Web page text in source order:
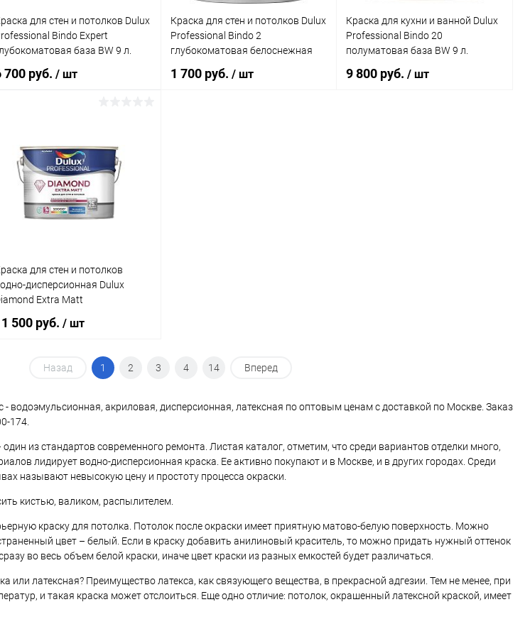
Белый
каталога:
Элемент каталога:
Краска Caparol Premium
Clean акриловая,
износостойкая, для стен,
повышенной прочности
для стен и потолков Dulux
Bindo Expert
база BW 9 л.
700 руб. / шт
Купить в 1 клик К сравнению
В избранное
Краска для стен и потолков Dulux
Professional Bindo 2
глубокоматовая белоснежная
1 700 руб. / шт
Краска для кухни и ванной Dulux
Professional Bindo 20
полуматовая база BW 9 л.
9 800 руб./ шт
для стен и потолков
дисперсионная Dulux
Extra Matt
глубокоматовая база BW 10 л.
500 руб. / шт
В корзину
Купить в 1 клик
В избранное В наличии
Назад 1 2 3 4 14 Вперед
- водоэмульсионная, акриловая, дисперсионная, латексная по оптовым ценам с доставкой по Москве. Заказ
174.
из стандартов современного ремонта. Листая каталог, отметим, что среди вариантов отделки много,
лидирует водно-дисперсионная краска. Ее активно покупают и в Москве, и в других городах. Среди
называют невысокую цену и простоту процесса окраски.
кистью, валиком, распылителем.
краску для потолка. Потолок после окраски имеет приятную матово-белую поверхность. Можно
цвет – белый. Если в краску добавить анилиновый краситель, то можно придать нужный оттенок
во весь объем белой краски, иначе цвет краски из разных емкостей будет различаться.
или латексная? Преимущество латекса, как связующего вещества, в прекрасной адгезии. Тем не менее, при
и такая краска может отслоиться. Еще одно отличие: потолок, окрашенный латексной краской, имеет